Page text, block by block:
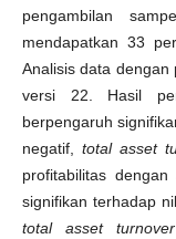
pengambilan
mendapatkan 33
Analisis data dengan
versi 22. Hasil
berpengaruh
negatif, total asset
profitabilitas
signifikan terhadap
total asset turnover